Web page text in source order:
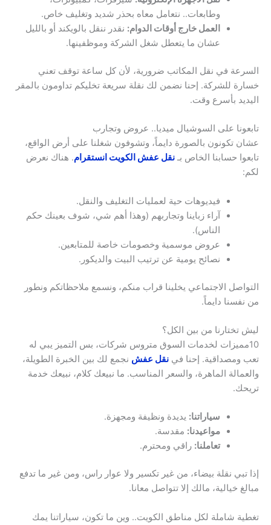
وطابعات.. نتعامل معاه بحذر شديد وتغليف خاص.
العمل خارج أوقات الدوام: نقدر ننقل بالويكند أو بالليل
عشان ما يتعطل شغل الشركة وموظفينها.
السرعة في نقل المكاتب ضرورية، لأن كل ساعة توقف تعني
خسارة للشركة. إحنا نضمن لك نقلة سريعة تخليكم تداومون بالمقر
اليديد بأسرع وقت.
تابعونا على السوشيال ميديا.. عروض وتجارب
عشان تكونون بالصورة دايماً، وتشوفون شغلنا على أرض الواقع،
تابعوا حسابنا الخاص بـ نقل عفش الكويت انستقرام. هناك نعرض
لكم:
فيديوهات حية لعمليات التغليف والنقل.
آراء زباينا وتجاربهم (وهذا أهم شي، شوف بعينك حكم
الناس).
عروض موسمية وخصومات خاصة للمتابعين.
نصائح يومية عن ترتيب البيت والديكور.
التواصل الاجتماعي يخلينا قراب منكم، ونسمع ملاحظاتكم ونطور
من نفسنا دايماً.
ليش تختارنا من بين الكل؟
10مميزات لخدمات السوق متروس شركات، بس التميز يبي له
تعب ومصداقية. إحنا في نقل عفش نجمع لك بين الخبرة الطويلة،
والعمالة الماهرة، والسعر المناسب. ما نبيعك كلام، نبيعك خدمة
تريحك.
سياراتنا: يديدة ونظيفة ومجهزة.
مواعيدنا: مقدسة.
تعاملنا: راقي ومحترم.
إذا تبي نقلة بيضاء، من غير تكسير ولا عوار راس، ومن غير ما تدفع
مبالغ خيالية، مالك إلا تتواصل معانا.
تغطية شاملة لكل مناطق الكويت.. وين ما تكون، سياراتنا يمك